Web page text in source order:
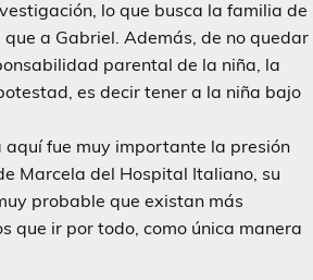
lo que busca la familia de
a Gabriel. Además, de no quedar
parental de la niña, la
es decir tener a la niña bajo
fue muy importante la presión
Marcela del Hospital Italiano, su
probable que existan más
que ir por todo, como única manera